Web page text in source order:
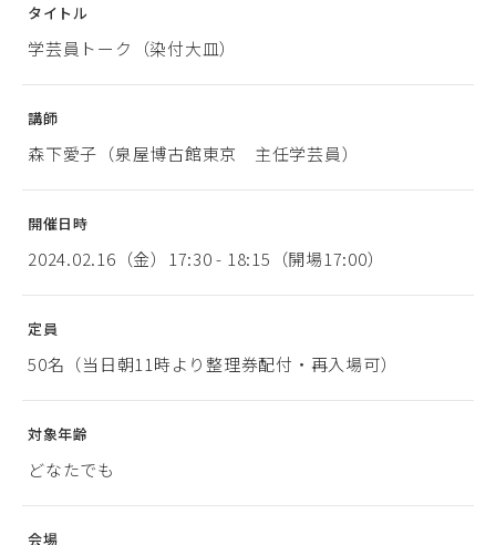
タイトル
学芸員トーク（染付大皿）
講師
森下愛子（泉屋博古館東京 主任学芸員）
開催日時
2024.02.16（金）17:30 - 18:15（開場17:00）
定員
50名（当日朝11時より整理券配付・再入場可）
対象年齢
どなたでも
会場